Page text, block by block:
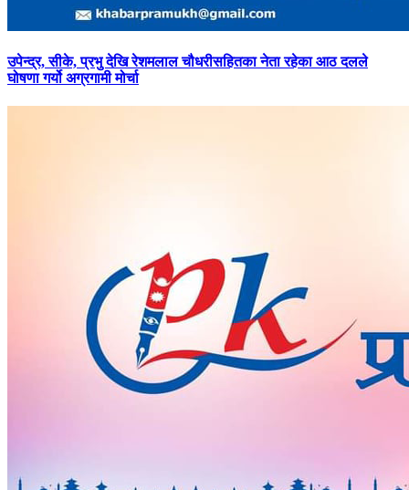
उपेन्द्र,सीके, प्रभु देखि रेशमलाल चौधरीसहितका नेता रहेका आठ दलले
घोषणा गर्यो अग्रगामी मोर्चा